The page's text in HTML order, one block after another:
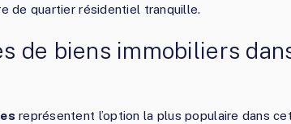
de quartier résidentiel tranquille.
de biens immobiliers
représentent l’option la plus populaire dans